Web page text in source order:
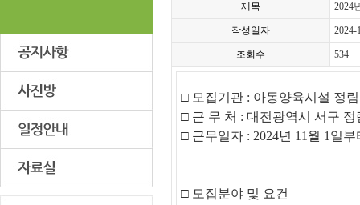
제목 2024
작성일자 2024-
조회수 534
□ 모집기관 : 아동양육시설 정
□ 근 무 처 : 대전광역시 서구 정
□ 근무일자 : 2024년 11 월 1 일부
□ 모집분야 및 요건